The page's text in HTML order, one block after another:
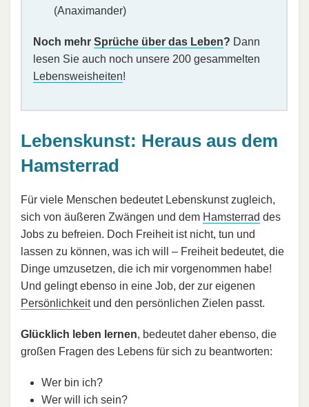
(Anaximander)
Noch mehr Sprüche über das Leben? Dann
lesen Sie auch noch unsere 200 gesammelten
Lebensweisheiten!
Lebenskunst: Heraus aus dem
Hamsterrad
Für viele Menschen bedeutet Lebenskunst zugleich,
sich von äußeren Zwängen und dem Hamsterrad des
Jobs zu befreien. Doch Freiheit ist nicht, tun und
lassen zu können, was ich will – Freiheit bedeutet, die
Dinge umzusetzen, die ich mir vorgenommen habe!
Und gelingt ebenso in eine Job, der zur eigenen
Persönlichkeitund den persönlichen Zielen passt.
Glücklich leben lernen, bedeutet daher ebenso, die
großen Fragen des Lebens für sich zu beantworten:
Wer bin ich?
Wer will ich sein?